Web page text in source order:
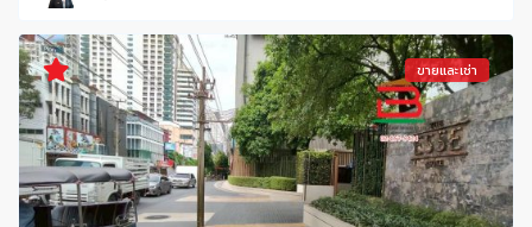
ขายและเช่า